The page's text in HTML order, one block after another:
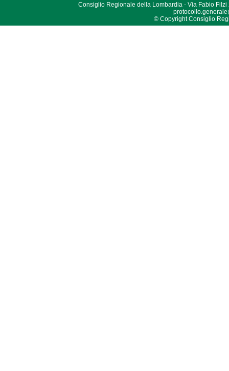
Consiglio Regionale della Lombardia - Via Fabio Filzi
© Copyright Consiglio